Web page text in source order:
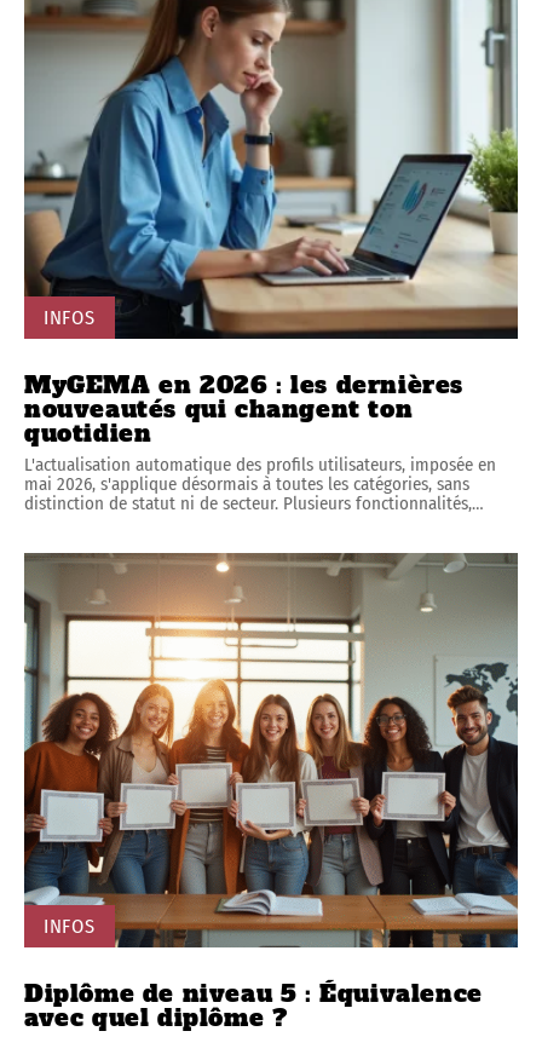
INFOS
MyGEMA en 2026 : les dernières
nouveautés qui changent ton
quotidien
L'actualisation automatique des profils utilisateurs, imposée en
mai 2026, s'applique désormais à toutes les catégories, sans
distinction de statut ni de secteur. Plusieurs fonctionnalités,…
INFOS
Diplôme de niveau 5 : Équivalence
avec quel diplôme ?